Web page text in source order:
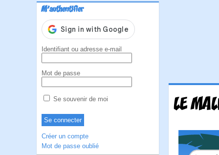
M'authentifier
Identifiant ou adresse e-mail
Mot de passe
Se souvenir de moi
Créer un compte
Mot de passe oublié
LE